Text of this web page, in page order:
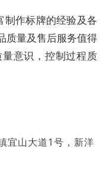
制作标牌的经验及各
质量及售后服务值得
意识，控制过程质
宜山大道1号，新洋